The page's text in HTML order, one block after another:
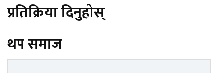
प्रतिक्रिया दिनुहोस्
थप समाज